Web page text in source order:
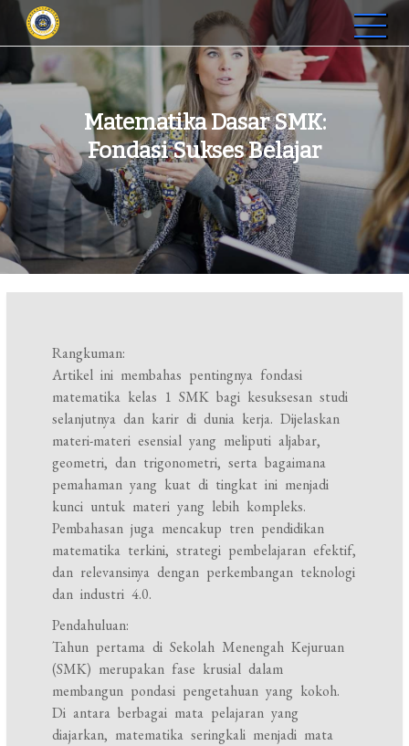
Skip
contentSTIP Graha Karya Muara
Bulian
Membangun SDM Profesional di Jambi
Matematika Dasar SMK:
Fondasi Sukses Belajar
Rangkuman:
Artikel ini membahas pentingnya fondasi
matematika kelas 1 SMK bagi kesuksesan studi
selanjutnya dan karir di dunia kerja. Dijelaskan
materi-materi esensial yang meliputi aljabar,
geometri, dan trigonometri, serta bagaimana
pemahaman yang kuat di tingkat ini menjadi
kunci untuk materi yang lebih kompleks.
Pembahasan juga mencakup tren pendidikan
matematika terkini, strategi pembelajaran efektif,
dan relevansinya dengan perkembangan teknologi
dan industri 4.0.
Pendahuluan:
Tahun pertama di Sekolah Menengah Kejuruan
(SMK) merupakan fase krusial dalam
membangun pondasi pengetahuan yang kokoh.
Di antara berbagai mata pelajaran yang
diajarkan, matematika seringkali menjadi mata